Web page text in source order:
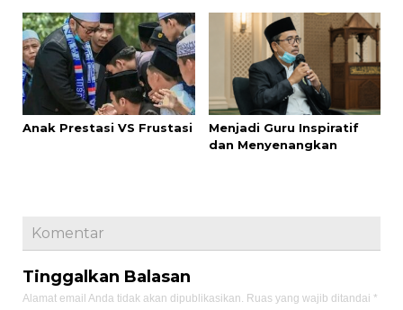
Anak Prestasi VS Frustasi
Menjadi Guru Inspiratif
dan Menyenangkan
Komentar
Tinggalkan Balasan
Alamat email Anda tidak akan dipublikasikan. Ruas yang wajib ditandai *